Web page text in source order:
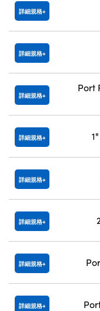
詳細規格
詳細規格
詳細規格
Port
詳細規格
詳細規格
詳細規格
詳細規格
詳細規格